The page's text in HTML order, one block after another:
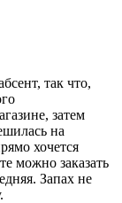
так что,
затем
на
хочется
можно заказать
Запах не